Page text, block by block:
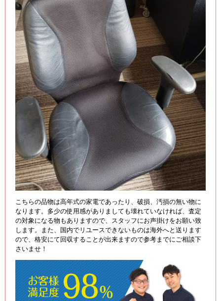
こちらの品物は高年式の家電であったり、破損、汚損の無い物に
なります。多少の使用感がありましても壊れていなければ、査定
の対象になる物もありますので、スタッフにお声掛けをお願い致
します。また、国内でリユースできないものは海外へと送ります
ので、格安にて回収することが出来ますので参考までにご相談下
さいませ！